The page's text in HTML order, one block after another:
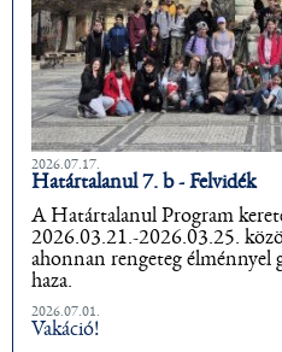
2026.07.17.
Határtalanul 7. b - Felvidék
A Határtalanul Program
2026.03.21.-2026.03.25.
ahonnan rengeteg élménnyel
haza.
2026.07.01.
Vakáció!